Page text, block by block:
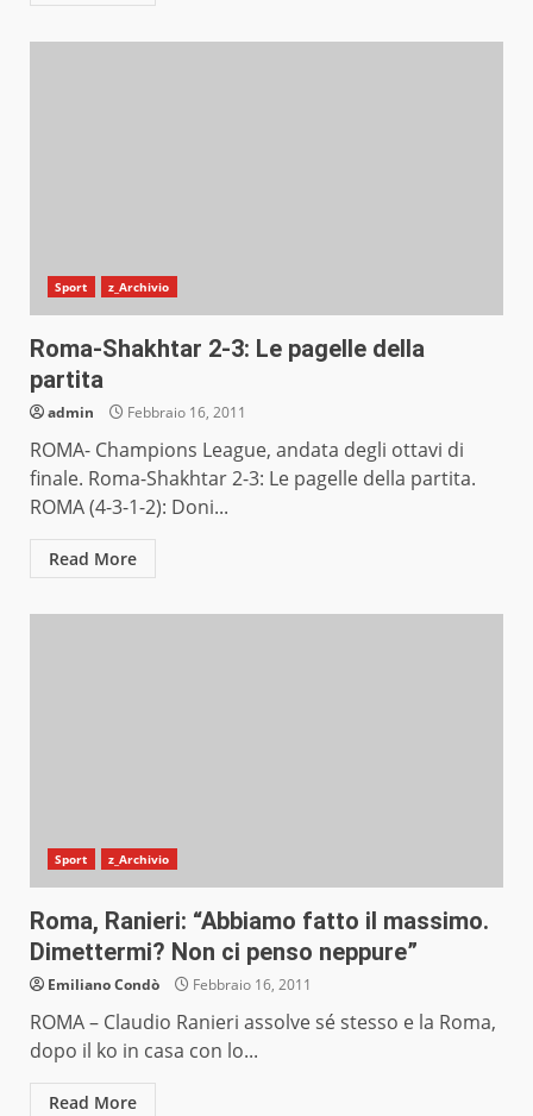
Sport z_Archivio
Roma-Shakhtar 2-3: Le pagelle della
partita
admin Febbraio 16, 2011
ROMA- Champions League, andata degli ottavi di
finale. Roma-Shakhtar 2-3: Le pagelle della partita.
ROMA (4-3-1-2): Doni...
Read More
Sport z_Archivio
Roma, Ranieri: “Abbiamo fatto il massimo.
Dimettermi? Non ci penso neppure”
Emiliano Condò Febbraio 16, 2011
ROMA – Claudio Ranieri assolve sé stesso e la Roma,
dopo il ko in casa con lo...
Read More